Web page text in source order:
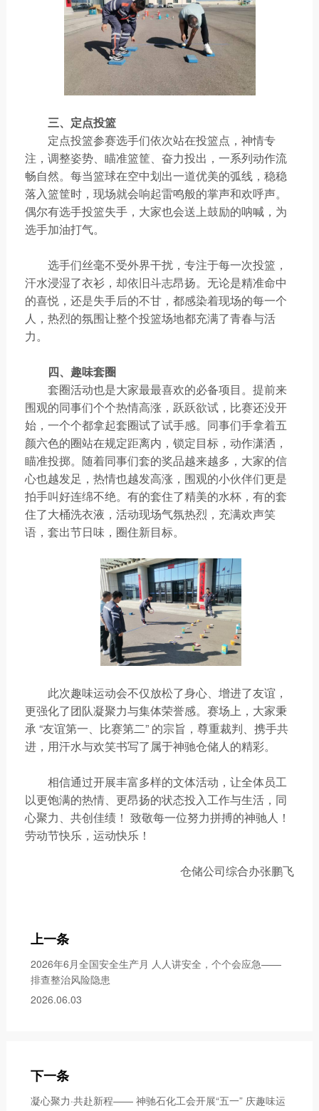
三、定点投篮
定点投篮参赛选手们依次站在投篮点，神情专
注，调整姿势、瞄准篮筐、奋力投出，一系列动作流
畅自然。每当篮球在空中划出一道优美的弧线，稳稳
落入篮筐时，现场就会响起雷鸣般的掌声和欢呼声。
偶尔有选手投篮失手，大家也会送上鼓励的呐喊，为
选手加油打气。
选手们丝毫不受外界干扰，专注于每一次投篮，
汗水浸湿了衣衫，却依旧斗志昂扬。无论是精准命中
的喜悦，还是失手后的不甘，都感染着现场的每一个
人，热烈的氛围让整个投篮场地都充满了青春与活
力。
四、趣味套圈
套圈活动也是大家最最喜欢的必备项目。提前来
围观的同事们个个热情高涨，跃跃欲试，比赛还没开
始，一个个都拿起套圈试了试手感。同事们手拿着五
颜六色的圈站在规定距离内，锁定目标，动作潇洒，
瞄准投掷。随着同事们套的奖品越来越多，大家的信
心也越发足，热情也越发高涨，围观的小伙伴们更是
拍手叫好连绵不绝。有的套住了精美的水杯，有的套
住了大桶洗衣液，活动现场气氛热烈，充满欢声笑
语，套出节日味，圈住新目标。
此次趣味运动会不仅放松了身心、增进了友谊，
更强化了团队凝聚力与集体荣誉感。赛场上，大家秉
承 “友谊第一、比赛第二” 的宗旨，尊重裁判、携手共
进，用汗水与欢笑书写了属于神驰仓储人的精彩。
相信通过开展丰富多样的文体活动，让全体员工
以更饱满的热情、更昂扬的状态投入工作与生活，同
心聚力、共创佳绩！ 致敬每一位努力拼搏的神驰人！
劳动节快乐，运动快乐！
仓储公司综合办张鹏飞
上一条
2026年6月全国安全生产月 人人讲安全，个个会应急——
排查整治风险隐患
2026.06.03
下一条
凝心聚力·共赴新程—— 神驰石化工会开展“五一” 庆趣味运